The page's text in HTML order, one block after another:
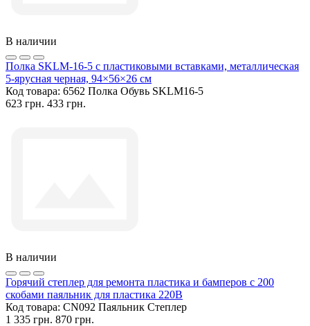
В наличии
Полка SKLM-16-5 с пластиковыми вставками, металлическая
5-ярусная черная, 94×56×26 см
Код товара: 6562 Полка Обувь SKLM16-5
623 грн. 433 грн.
В наличии
Горячий степлер для ремонта пластика и бамперов с 200
скобами паяльник для пластика 220В
Код товара: CN092 Паяльник Степлер
1 335 грн. 870 грн.